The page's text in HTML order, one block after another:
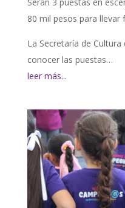
80 mil pesos para llevar
La Secretaría de
conocer las puestas…
leer más...